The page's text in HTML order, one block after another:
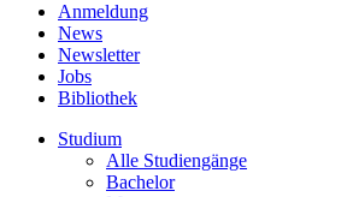
Anmeldung
News
Newsletter
Jobs
Bibliothek
Studium
Alle Studiengänge
Bachelor